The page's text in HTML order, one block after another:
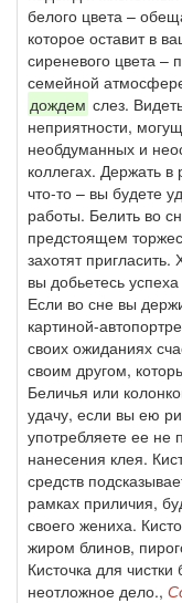
белого цвета –
которое оставит в
сиреневого цвета –
семейной
дождем слез.
неприятности,
необдуманных и
коллегах. Держать
что-то – вы будете
работы. Белить во
предстоящем
захотят
вы добьетесь
Если во сне вы
картиной-
своих ожиданиях
своим другом,
Беличья или
удачу, если вы ею
употребляете ее
нанесения клея.
средств
рамках приличия,
своего жениха.
жиром блинов,
Кисточка для
неотложное дело.,